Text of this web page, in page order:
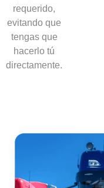
requerido,
evitando que
tengas que
hacerlo tú
directamente.